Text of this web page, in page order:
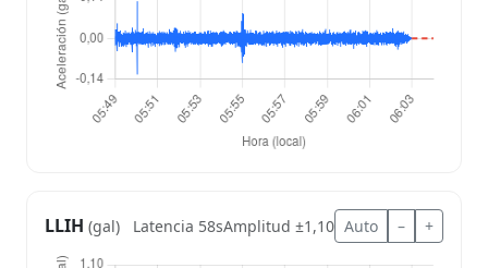
LLIH (gal) Latencia 58sAmplitud ±1,10 Auto – +